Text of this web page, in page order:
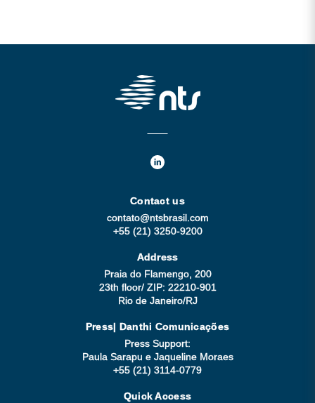
Contact us
contato@ntsbrasil.com
+55 (21) 3250-9200
Address
Praia do Flamengo, 200
23th floor/ ZIP: 22210-901
Rio de Janeiro/RJ
Press| Danthi Comunicações
Press Support:
Paula Sarapu e Jaqueline Moraes
+55 (21) 3114-0779
Quick Access